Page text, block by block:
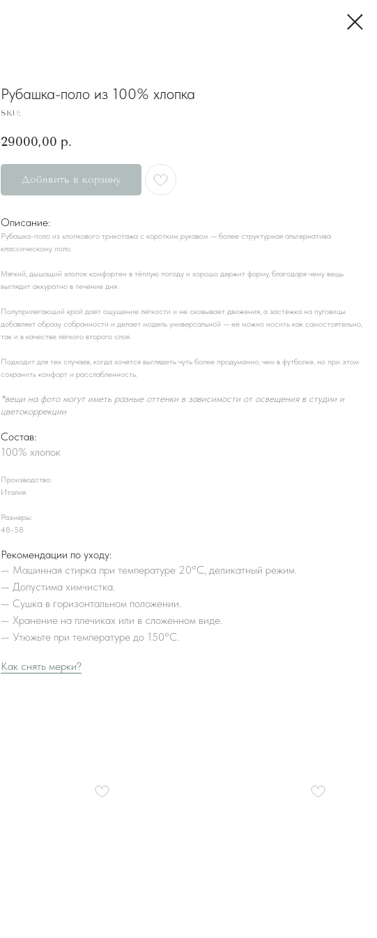
Рубашка-поло из 100% хлопка
SKU:
29000,00 р.
Добавить в корзину
Описание:
Рубашка-поло из хлопкового трикотажа с коротким рукавом — более структурная альтернатива
классическому поло.
Мягкий, дышащий хлопок комфортен в тёплую погоду и хорошо держит форму, благодаря чему вещь
выглядит аккуратно в течение дня.
Полуприлегающий крой даёт ощущение лёгкости и не сковывает движения, а застёжка на пуговицы
добавляет образу собранности и делает модель универсальной — её можно носить как самостоятельно,
так и в качестве лёгкого второго слоя.
Подходит для тех случаев, когда хочется выглядеть чуть более продуманно, чем в футболке, но при этом
сохранить комфорт и расслабленность.
*вещи на фото могут иметь разные оттенки в зависимости от освещения в студии и
цветокоррекции
Состав:
100% хлопок
Производство:
Италия
Размеры:
48-58
Рекомендации по уходу:
— Машинная стирка при температуре 20°С, деликатный режим.
— Допустима химчистка.
— Сушка в горизонтальном положении.
— Хранение на плечиках или в сложенном виде.
— Утюжьте при температуре до 150°С.
Как снять мерки?